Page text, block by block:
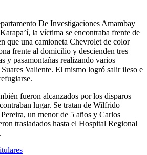
De Investigaciones Amambay
la víctima se encontraba frente de
que una camioneta Chevrolet de color
frente al domicilio y descienden tres
y pasamontañas realizando varios
Valiente. El mismo logró salir ileso e
fueron alcanzados por los disparos
lugar. Se tratan de Wilfrido
un menor de 5 años y Carlos
trasladados hasta el Hospital Regional